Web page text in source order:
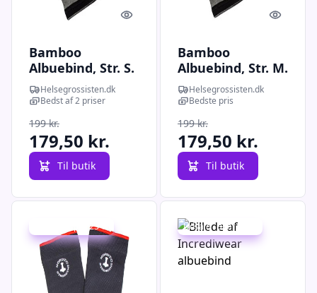
Quick look
Bamboo
Albuebind, Str. S.
Helsegrossisten.dk
Bedst af 2 priser
199 kr.
179,50 kr.
Til butik
Quick
Bamboo
Albuebind, Str. M.
Helsegrossisten.dk
Bedste pris
199 kr.
179,50 kr.
Til butik
Udsalg - spar 23 % Udsalg - spar 25 %